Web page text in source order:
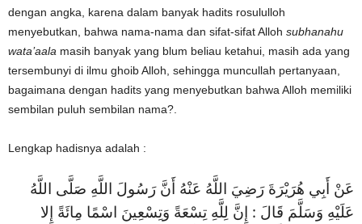
dengan angka, karena dalam banyak hadits rosululloh
menyebutkan, bahwa nama-nama dan sifat-sifat Alloh subhanahu
wata’aala masih banyak yang blum beliau ketahui, masih ada yang
tersembunyi di ilmu ghoib Alloh, sehingga muncullah pertanyaan,
bagaimana dengan hadits yang menyebutkan bahwa Alloh memiliki
sembilan puluh sembilan nama?.
Lengkap hadisnya adalah :
عَنْ أَبِي هُرَيْرَةَ رَضِيَ اللَّهُ عَنْهُ أَنَّ رَسُولَ اللَّهِ صَلَّى اللَّهُ
عَلَيْهِ وَسَلَّمَ قَالَ : إِنَّ لِلَّهِ تِسْعَةً وَتِسْعِينَ اسْمًا مِائَةً إِلا